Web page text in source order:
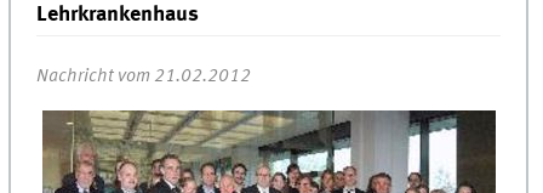
Lehrkrankenhaus
Nachricht vom 21.02.2012